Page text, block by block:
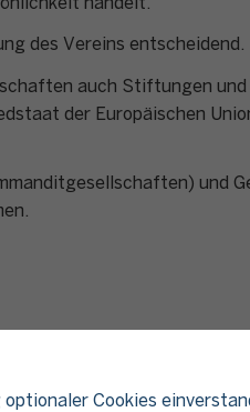
Cookies
handelt.
des Vereins entscheidend.
auch Stiftungen
der Europäischen
und